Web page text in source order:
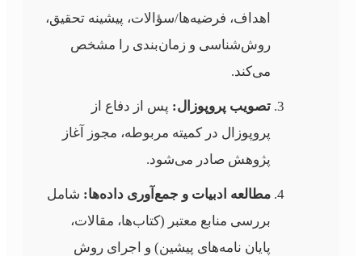
اهداف، فرضیه‌ها/سؤالات، پیشینه تحقیق،
روش‌شناسی و زمان‌بندی را مشخص
می‌کند.
تصویب پروپوزال: پس از دفاع از
پروپوزال در کمیته مربوطه، مجوز آغاز
پژوهش صادر می‌شود.
مطالعه ادبیات و جمع‌آوری داده‌ها: شامل
بررسی منابع معتبر (کتاب‌ها، مقالات،
پایان نامه‌های پیشین) و اجرای روش